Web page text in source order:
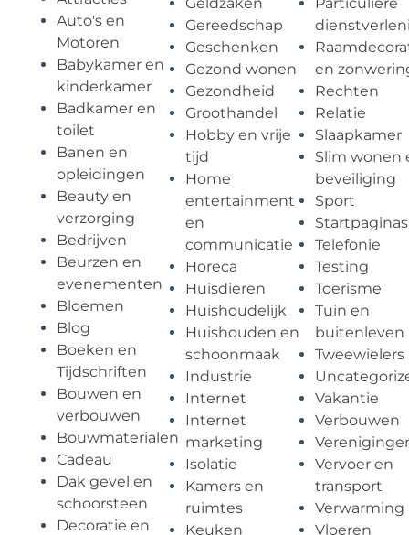
Auto's en
Motoren
Babykamer en
kinderkamer
Badkamer en
toilet
Banen en
opleidingen
Beauty en
verzorging
Bedrijven
Beurzen en
evenementen
Bloemen
Blog
Boeken en
Tijdschriften
Bouwen en
verbouwen
Bouwmaterialen
Cadeau
Dak gevel en
schoorsteen
Decoratie en
Geldzaken
Gereedschap
Geschenken
Gezond wonen
Gezondheid
Groothandel
Hobby en vrije
tijd
Home
entertainment
en
communicatie
Horeca
Huisdieren
Huishoudelijk
Huishouden en
schoonmaak
Industrie
Internet
Internet
marketing
Isolatie
Kamers en
ruimtes
Keuken
Particuliere
en
Rechten
Relatie
Slaapkamer
Slim wonen
beveiliging
Sport
Startpaginas
Telefonie
Testing
Toerisme
Tuin en
buitenleven
Tweewielers
Vakantie
Verbouwen
Vervoer en
transport
Verwarming
Vloeren